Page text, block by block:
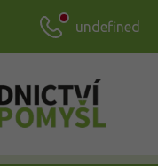
undefined